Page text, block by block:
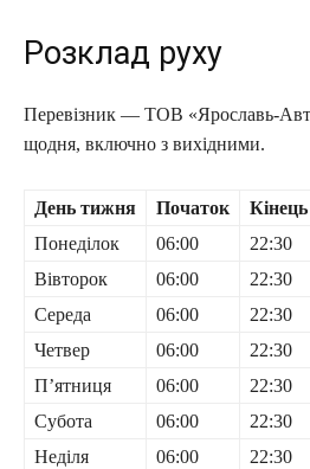
Розклад руху
Перевізник — ТОВ «Ярославь-
щодня, включно з вихідними.
День тижня Початок Кінець
Понеділок
06:00 22:30
Вівторок
06:00 22:30
Середа
06:00 22:30
Четвер
06:00 22:30
П’ятниця
06:00 22:30
Субота
06:00 22:30
Неділя
06:00 22:30